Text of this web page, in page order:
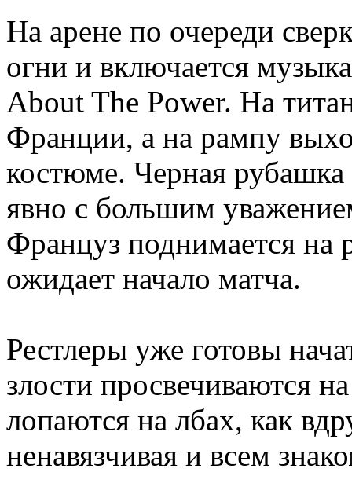
На арене по очереди
огни и включается
About The Power. На
Франции, а на рампу
костюме. Черная
явно с большим
Француз поднимается на
ожидает начало матча.
Рестлеры уже готовы
злости просвечиваются
лопаются на лбах, как
ненавязчивая и всем